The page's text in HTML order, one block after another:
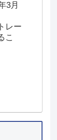
3月
レー
こ